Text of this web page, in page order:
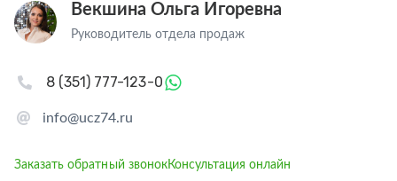
Векшина Ольга Игоревна
Руководитель отдела продаж
info@ucz74.ru
8 (351) 777-123-0
Заказать обратный звонокКонсультация онлайн